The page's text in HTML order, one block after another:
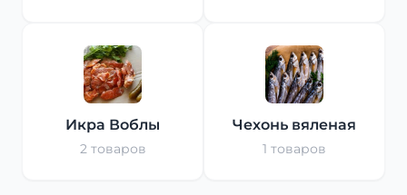
Икра Воблы
2 товаров
Чехонь вяленая
1 товаров